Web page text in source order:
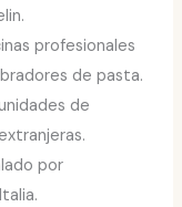
profesionales
de pasta.
de
por